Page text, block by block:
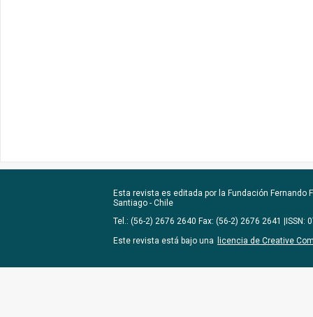
Esta revista es editada por la Fundación Fernando
Santiago - Chile
Tel.: (56-2) 2676 2640 Fax: (56-2) 2676 2641 |ISSN:
Este revista está bajo una
licencia de Creative